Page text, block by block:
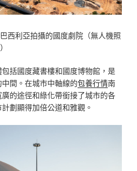
利亞拍攝的國度劇院（無人機照
括國度藏書樓和國度博物館，是
間。在城市中軸線的包養行情南
的途徑和綠化帶銜接了城市的各
劃顯得加倍公道和雅觀。